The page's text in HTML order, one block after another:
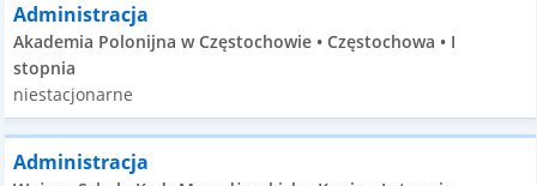
Administracja
Akademia Polonijna w Częstochowie • Częstochowa • I
stopnia
niestacjonarne
Administracja